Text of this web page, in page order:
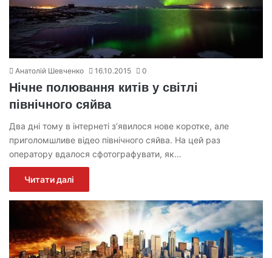
Анатолій Шевченко 16.10.2015 0
Нічне полювання китів у світлі
північного сяйва
Два дні тому в інтернеті з’явилося нове коротке, але
приголомшливе відео північного сяйва. На цей раз
оператору вдалося сфотографувати, як…
Читати далі